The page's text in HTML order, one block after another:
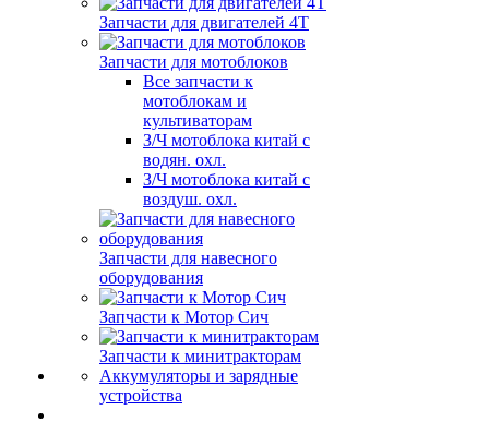
Запчасти для двигателей 4Т
Запчасти для мотоблоков
Все запчасти к
мотоблокам и
культиваторам
З/Ч мотоблока китай с
водян. охл.
З/Ч мотоблока китай с
воздуш. охл.
Запчасти для навесного
оборудования
Запчасти к Мотор Сич
Запчасти к минитракторам
Аккумуляторы и зарядные
устройства